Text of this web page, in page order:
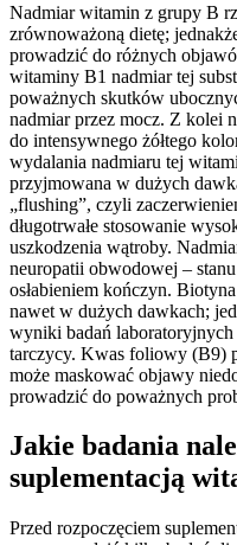
Nadmiar witamin z grupy B
zrównoważoną dietę;
prowadzić do różnych
witaminy B1 nadmiar tej
poważnych skutków
nadmiar przez mocz. Z kolei
do intensywnego żółtego
wydalania nadmiaru tej
przyjmowana w dużych
„flushing”, czyli
długotrwałe stosowanie
uszkodzenia wątroby.
neuropatii obwodowej –
osłabieniem kończyn.
nawet w dużych dawkach;
wyniki badań
tarczycy. Kwas foliowy (B9)
może maskować objawy
prowadzić do poważnych
Jakie badania
suplementacją
Przed rozpoczęciem